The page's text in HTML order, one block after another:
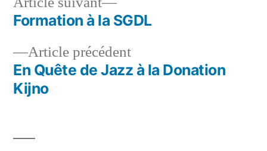
Article précédent
En Quête de Jazz à la Donation
Kijno
Formation à la SGDL